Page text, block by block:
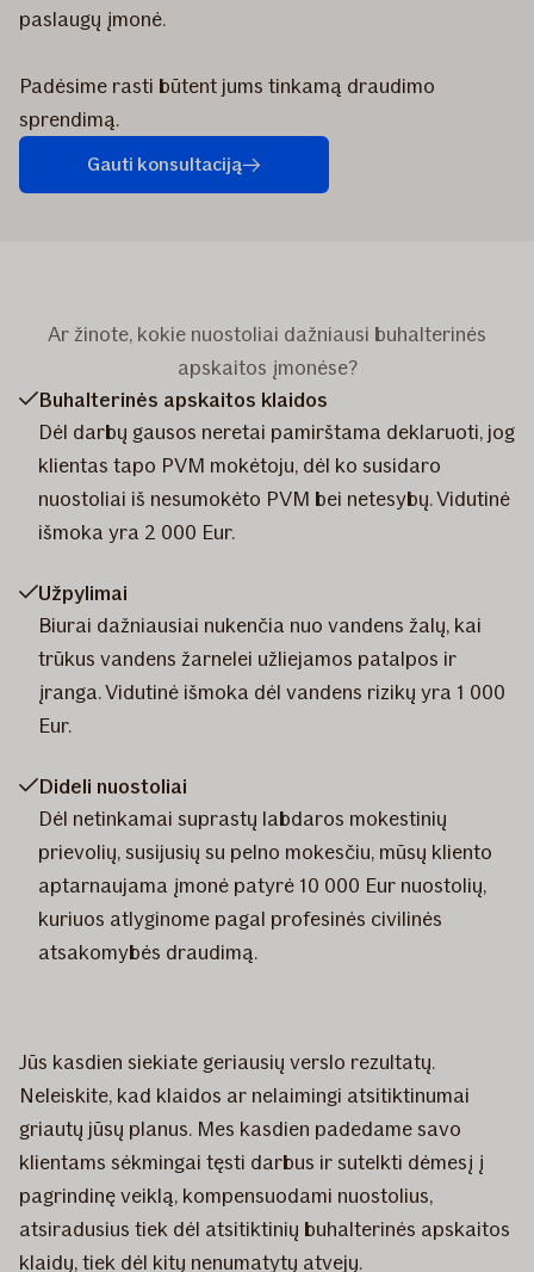
paslaugų įmonė.
Padėsime rasti būtent jums tinkamą draudimo
sprendimą.
Gauti konsultaciją
Ar žinote, kokie nuostoliai dažniausi buhalterinės
apskaitos įmonėse?
Buhalterinės apskaitos klaidos
Dėl darbų gausos neretai pamirštama deklaruoti, jog
klientas tapo PVM mokėtoju, dėl ko susidaro
nuostoliai iš nesumokėto PVM bei netesybų. Vidutinė
išmoka yra 2 000 Eur.
Užpylimai
Biurai dažniausiai nukenčia nuo vandens žalų, kai
trūkus vandens žarnelei užliejamos patalpos ir
įranga. Vidutinė išmoka dėl vandens rizikų yra 1 000
Eur.
Dideli nuostoliai
Dėl netinkamai suprastų labdaros mokestinių
prievolių, susijusių su pelno mokesčiu, mūsų kliento
aptarnaujama įmonė patyrė 10 000 Eur nuostolių,
kuriuos atlyginome pagal profesinės civilinės
atsakomybės draudimą.
Jūs kasdien siekiate geriausių verslo rezultatų.
Neleiskite, kad klaidos ar nelaimingi atsitiktinumai
griautų jūsų planus. Mes kasdien padedame savo
klientams sėkmingai tęsti darbus ir sutelkti dėmesį į
pagrindinę veiklą, kompensuodami nuostolius,
atsiradusius tiek dėl atsitiktinių buhalterinės apskaitos
klaidų, tiek dėl kitų nenumatytų atvejų.